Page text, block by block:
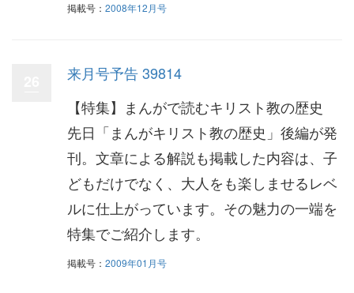
掲載号： 2008年12月号
来月号予告 39814
【特集】まんがで読むキリスト教の歴史
先日「まんがキリスト教の歴史」後編が発
刊。文章による解説も掲載した内容は、子
どもだけでなく、大人をも楽しませるレベ
ルに仕上がっています。その魅力の一端を
特集でご紹介します。
掲載号： 2009年01月号